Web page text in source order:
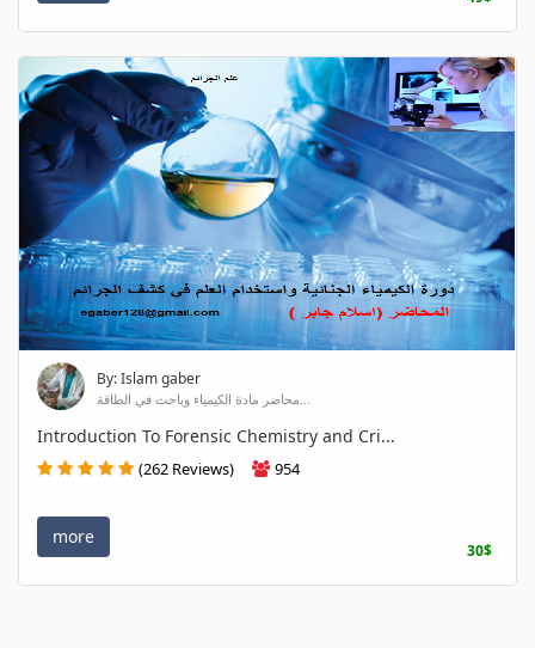
By: Islam gaber
محاضر مادة الكيمياء وباحث في الطاقة...
Introduction To Forensic Chemistry and Cri...
(262 Reviews) 954
more
30$